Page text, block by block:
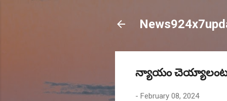
న్యాయం చెయ్యాలంటూ
- February 08, 2024